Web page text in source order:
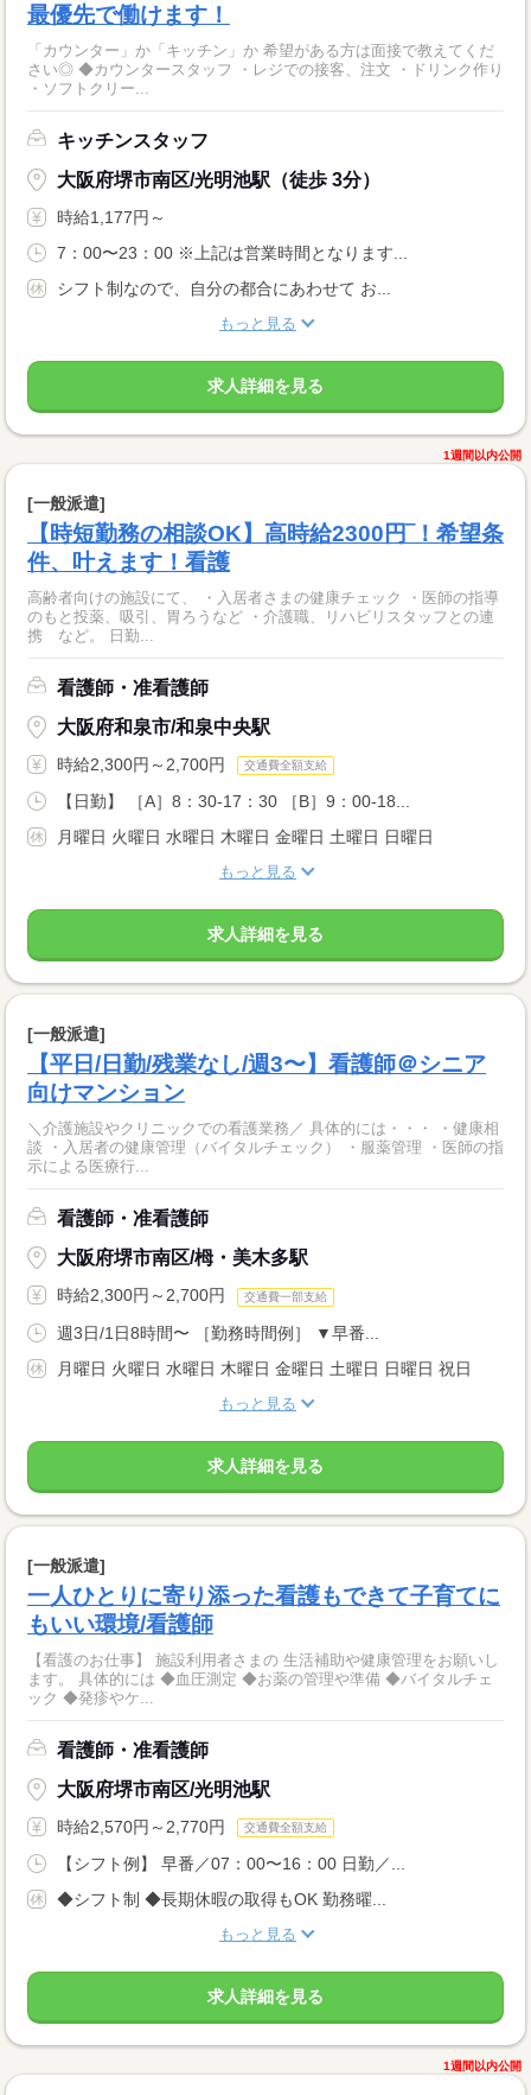
最優先で働けます！
「カウンター」か「キッチン」か 希望がある方は面接で教えてくだ
さい◎ ◆カウンタースタッフ ・レジでの接客、注文 ・ドリンク作り
・ソフトクリー...
キッチンスタッフ
大阪府堺市南区/光明池駅（徒歩 3分）
時給1,177円～
7：00〜23：00 ※上記は営業時間となります...
シフト制なので、自分の都合にあわせて お...
もっと見る
求人詳細を見る
1週間以内公開
[一般派遣]
【時短勤務の相談OK】高時給2300円‾！希望条
件、叶えます！看護
高齢者向けの施設にて、 ・入居者さまの健康チェック ・医師の指導
のもと投薬、吸引、胃ろうなど ・介護職、リハビリスタッフとの連
携 など。 日勤...
看護師・准看護師
大阪府和泉市/和泉中央駅
時給2,300円～2,700円 交通費全額支給
【日勤】 ［A］8：30-17：30 ［B］9：00-18...
月曜日 火曜日 水曜日 木曜日 金曜日 土曜日 日曜日
もっと見る
求人詳細を見る
[一般派遣]
【平日/日勤/残業なし/週3〜】看護師＠シニア
向けマンション
＼介護施設やクリニックでの看護業務／ 具体的には・・・ ・健康相
談 ・入居者の健康管理（バイタルチェック） ・服薬管理 ・医師の指
示による医療行...
看護師・准看護師
大阪府堺市南区/栂・美木多駅
時給2,300円～2,700円 交通費一部支給
週3日/1日8時間〜 ［勤務時間例］ ▼早番...
月曜日 火曜日 水曜日 木曜日 金曜日 土曜日 日曜日 祝日
もっと見る
求人詳細を見る
[一般派遣]
一人ひとりに寄り添った看護もできて子育てに
もいい環境/看護師
【看護のお仕事】 施設利用者さまの 生活補助や健康管理をお願いし
ます。 具体的には ◆血圧測定 ◆お薬の管理や準備 ◆バイタルチェ
ック ◆発疹やケ...
看護師・准看護師
大阪府堺市南区/光明池駅
時給2,570円～2,770円 交通費全額支給
【シフト例】 早番／07：00〜16：00 日勤／...
◆シフト制 ◆長期休暇の取得もOK 勤務曜...
もっと見る
求人詳細を見る
1週間以内公開